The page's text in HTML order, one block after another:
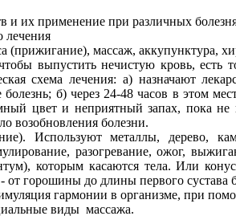
и их применение при различных
лечения
(прижигание), массаж, аккупунктура,
выпустить нечистую кровь, есть
схема лечения: а) назначают
б) через 24-48 часов в этом
цвет и неприятный запах, пока не
возобновления болезни.
Используют металлы, дерево,
разогревание, ожог,
которым касаются тела. Или
от горошины до длины первого сустава
гармонии в организме, при
виды массажа.